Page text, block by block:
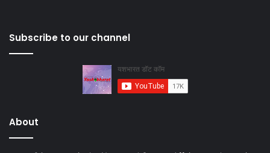
Subscribe to our channel
About